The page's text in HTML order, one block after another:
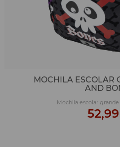
MOCHILA ESCOLAR
AND
Mochila escolar